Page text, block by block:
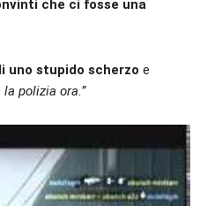
che ci fosse una
stupido scherzo e
polizia ora.”